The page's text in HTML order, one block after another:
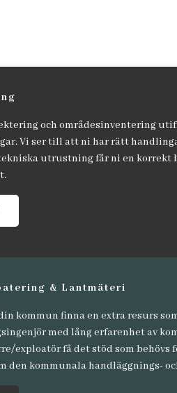
och områdesinventering
Vi ser till att ni har rätt
utrustning får ni en korrekt
& Lantmäteri
kommun finna en extra resurs
med lång erfarenhet av
exploatör få det stöd som
den kommunala handläggnings-